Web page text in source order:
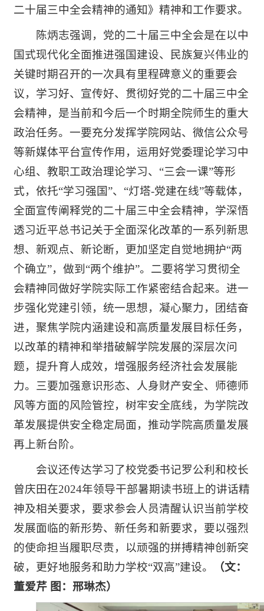
二十届三中全会精神的通知》精神和工作要求。
陈炳志强调，党的二十届三中全会是在以中
国式现代化全面推进强国建设、民族复兴伟业的
关键时期召开的一次具有里程碑意义的重要会
议，学习好、宣传好、贯彻好党的二十届三中全
会精神，是当前和今后一个时期全院师生的重大
政治任务。一要充分发挥学院网站、微信公众号
等新媒体平台宣传作用，运用好党委理论学习中
心组、教职工政治理论学习、“三会一课”等形
式，依托“学习强国”、“灯塔-党建在线”等载体，
全面宣传阐释党的二十届三中全会精神，学深悟
透习近平总书记关于全面深化改革的一系列新思
想、新观点、新论断，更加坚定自觉地拥护“两
个确立”，做到“两个维护”。二要将学习贯彻全
会精神同做好学院实际工作紧密结合起来。进一
步强化党建引领，统一思想，凝心聚力，团结奋
进，聚焦学院内涵建设和高质量发展目标任务，
以改革的精神和举措破解学院发展的深层次问
题，提升育人成效，增强服务经济社会发展能
力。三要加强意识形态、人身财产安全、师德师
风等方面的风险管控，树牢安全底线，为学院改
革发展提供安全稳定局面，推动学院高质量发展
再上新台阶。
会议还传达学习了校党委书记罗公利和校长
曾庆田在2024年领导干部暑期读书班上的讲话精
神及相关要求，要求参会人员清醒认识当前学校
发展面临的新形势、新任务和新要求，要以强烈
的使命担当履职尽责，以顽强的拼搏精神创新突
破，更好地服务和助力学校“双高”建设。
（文：
董爱芹 图：邢琳杰）